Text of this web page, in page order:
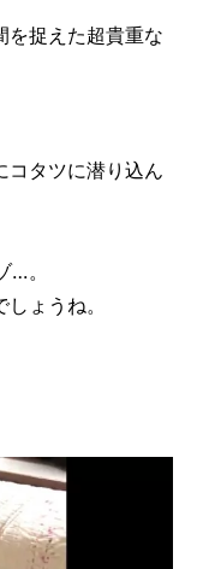
を捉えた超貴重な
コタツに潜り込ん
…。
ょうね。